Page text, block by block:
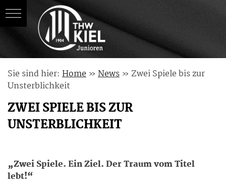
content
Sie sind hier: Home » News » Zwei Spiele bis zur
Unsterblichkeit
ZWEI SPIELE BIS ZUR
UNSTERBLICHKEIT
„Zwei Spiele. Ein Ziel. Der Traum vom Titel
lebt!“